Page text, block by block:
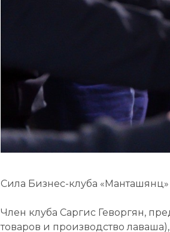
Сила Бизнес-клуба
Член клуба Саргис Геворгян,
товаров и производство